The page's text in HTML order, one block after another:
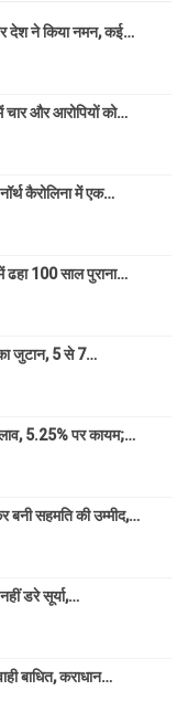
देश ने किया नमन, कई…
चार और आरोपियों को…
कैरोलिना में एक…
ढहा 100 साल पुराना…
का जुटान, 5 से 7…
5.25% पर कायम;…
बनी सहमति की उम्मीद,…
डरे सूर्या,…
बाधित, कराधान…